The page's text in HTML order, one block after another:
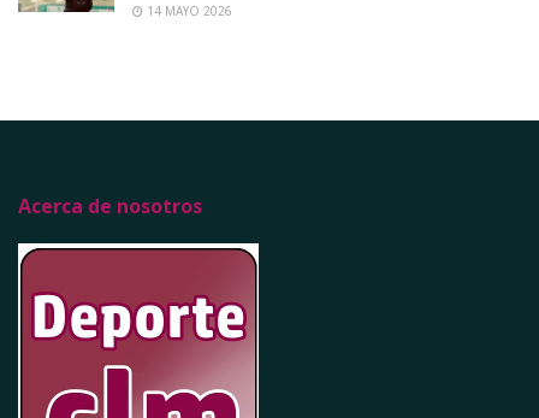
14 MAYO 2026
Acerca de nosotros